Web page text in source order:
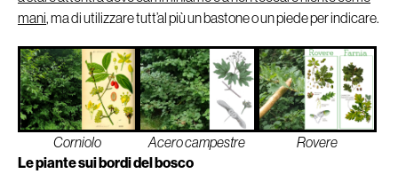
mani, ma di utilizzare tutt’al più un bastone o un piede per indicare.
Corniolo Acero campestre
Rovere
Le piante sui bordi del bosco